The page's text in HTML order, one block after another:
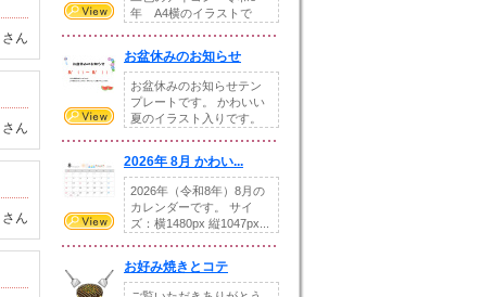
さん
さん
さん
年 A4横のイラストで
お盆休みのお知らせ
お盆休みのお知らせテン
プレートです。 かわいい
夏のイラスト入りです。
2026年 8月 かわい...
2026年（令和8年）8月の
カレンダーです。 サイ
ズ：横1480px 縦1047px...
お好み焼きとコテ